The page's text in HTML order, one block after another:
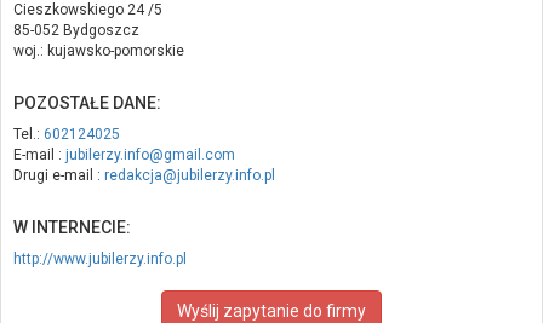
Cieszkowskiego 24 /5
85-052 Bydgoszcz
woj.: kujawsko-pomorskie
POZOSTAŁE DANE:
Tel.: 602124025
E-mail : jubilerzy.info@gmail.com
Drugi e-mail : redakcja@jubilerzy.info.pl
W INTERNECIE:
http://www.jubilerzy.info.pl
Wyślij zapytanie do firmy